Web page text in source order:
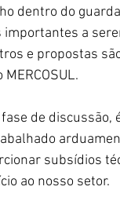
dentro do
importantes a
e propostas
MERCOSUL.
de discussão,
subsídios
ao nosso setor.